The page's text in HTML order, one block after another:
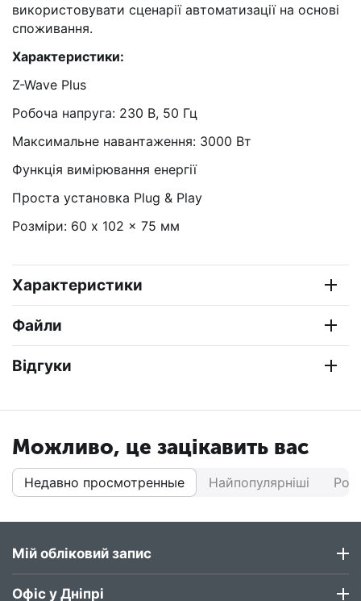
використовувати сценарії автоматизації на основі
споживання.
Характеристики:
Z-Wave Plus
Робоча напруга: 230 В, 50 Гц
Максимальне навантаження: 3000 Вт
Функція вимірювання енергії
Проста установка Plug & Play
Розміри: 60 x 102 x 75 мм
Характеристики
Файли
Відгуки
Можливо, це зацікавить вас
Недавно просмотренные Найпопулярніші
Мій обліковий запис
Офіс у Дніпрі